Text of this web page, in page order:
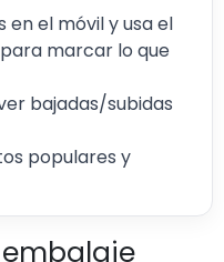
en el móvil y usa el
marcar lo que
bajadas/subidas
populares y